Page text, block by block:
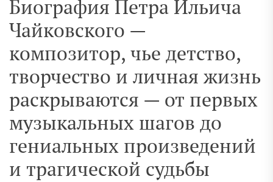
Биография Петра Ильича
Чайковского —
композитор, чье детство,
творчество и личная жизнь
раскрываются — от первых
музыкальных шагов до
гениальных произведений
и трагической судьбы